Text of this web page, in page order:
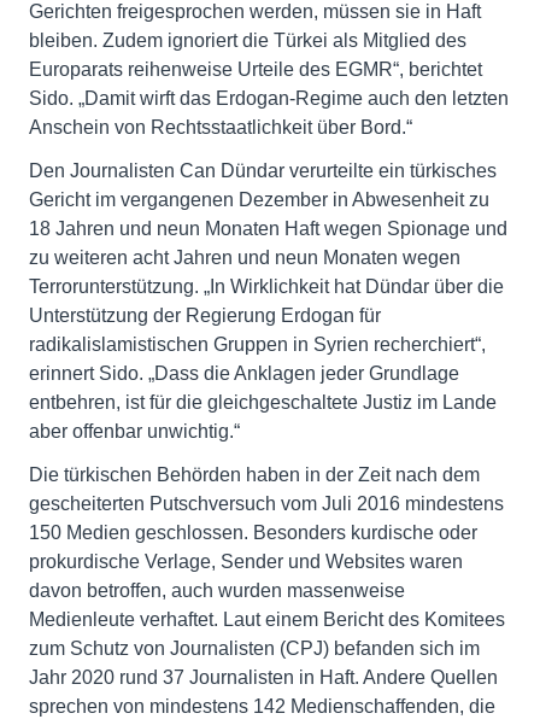
Gerichten freigesprochen werden, müssen sie in Haft
bleiben. Zudem ignoriert die Türkei als Mitglied des
Europarats reihenweise Urteile des EGMR“, berichtet
Sido. „Damit wirft das Erdogan-Regime auch den letzten
Anschein von Rechtsstaatlichkeit über Bord.“
Den Journalisten Can Dündar verurteilte ein türkisches
Gericht im vergangenen Dezember in Abwesenheit zu
18 Jahren und neun Monaten Haft wegen Spionage und
zu weiteren acht Jahren und neun Monaten wegen
Terrorunterstützung. „In Wirklichkeit hat Dündar über die
Unterstützung der Regierung Erdogan für
radikalislamistischen Gruppen in Syrien recherchiert“,
erinnert Sido. „Dass die Anklagen jeder Grundlage
entbehren, ist für die gleichgeschaltete Justiz im Lande
aber offenbar unwichtig.“
Die türkischen Behörden haben in der Zeit nach dem
gescheiterten Putschversuch vom Juli 2016 mindestens
150 Medien geschlossen. Besonders kurdische oder
prokurdische Verlage, Sender und Websites waren
davon betroffen, auch wurden massenweise
Medienleute verhaftet. Laut einem Bericht des Komitees
zum Schutz von Journalisten (CPJ) befanden sich im
Jahr 2020 rund 37 Journalisten in Haft. Andere Quellen
sprechen von mindestens 142 Medienschaffenden, die